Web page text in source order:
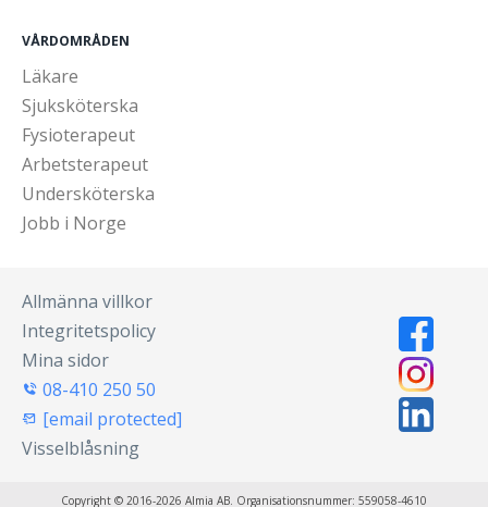
VÅRDOMRÅDEN
Läkare
Sjuksköterska
Fysioterapeut
Arbetsterapeut
Undersköterska
Jobb i Norge
Allmänna villkor
Integritetspolicy
Mina sidor
08-410 250 50
[email protected]
Visselblåsning
Copyright © 2016-2026 Almia AB. Organisationsnummer: 559058-4610